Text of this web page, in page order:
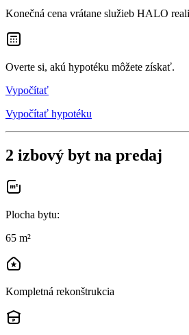
Konečná cena vrátane služieb HALO
Overte si, akú hypotéku môžete získať.
Vypočítať
Vypočítať hypotéku
2 izbový byt na predaj
Plocha bytu:
65 m²
Kompletná rekonštrukcia